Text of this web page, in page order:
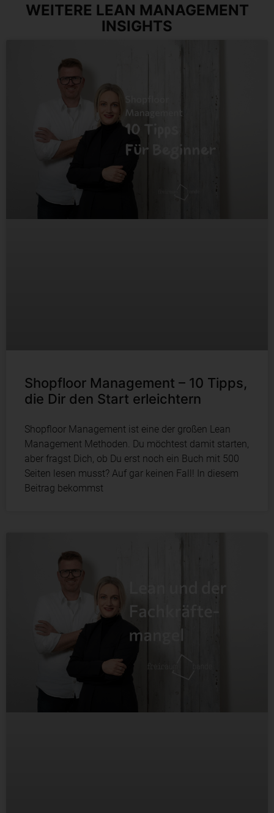
WEITERE LEAN MANAGEMENT
INSIGHTS
Shopfloor Management – 10 Tipps,
die Dir den Start erleichtern
Shopfloor Management ist eine der großen Lean
Management Methoden. Du möchtest damit starten,
aber fragst Dich, ob Du erst noch ein Buch mit 500
Seiten lesen musst? Auf gar keinen Fall! In diesem
Beitrag bekommst